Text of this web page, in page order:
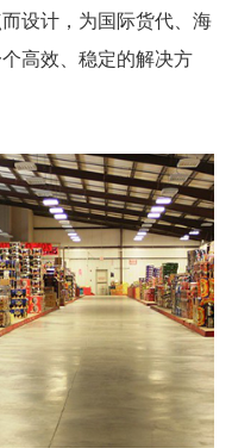
设计，为国际货代、海
高效、稳定的解决方